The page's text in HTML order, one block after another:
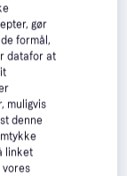
gør
formål,
datafor at
muligvis
denne
linket
vores